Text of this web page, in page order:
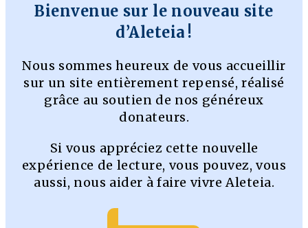
Bienvenue sur le nouveau site
d’Aleteia !
Nous sommes heureux de vous accueillir
sur un site entièrement repensé, réalisé
grâce au soutien de nos généreux
donateurs.
Si vous appréciez cette nouvelle
expérience de lecture, vous pouvez, vous
aussi, nous aider à faire vivre Aleteia.